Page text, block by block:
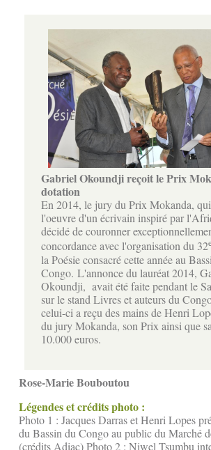
Gabriel Okoundji reçoit le Prix
dotation
En 2014, le jury du Prix Mokanda,
l'oeuvre d'un écrivain inspiré par
décidé de couronner
concordance avec l'organisation du 32e
la Poésie consacré cette année au
Congo. L'annonce du lauréat 2014,
Okoundji, avait été faite pendant le
sur le stand Livres et auteurs du
celui-ci a reçu des mains de Henri
du jury Mokanda, son Prix ainsi que
10.000 euros.
Rose-Marie Bouboutou
Légendes et crédits photo :
Photo 1 : Jacques Darras et Henri Lopes
du Bassin du Congo au public du Marché
(crédits Adiac) Photo 2 : Niwel Tsumbu